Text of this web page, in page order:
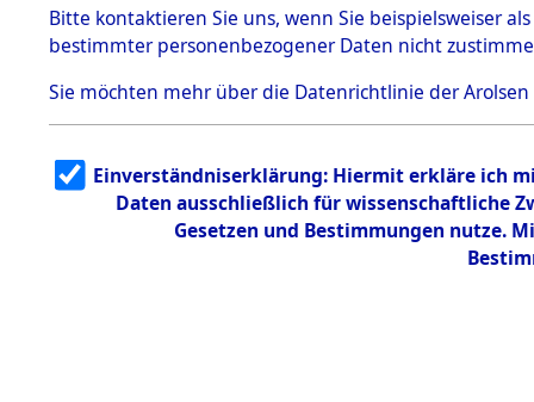
1.2.9.2
Effekten aus
dem KZ
Bayerisches
1.2.9.3
Effekten aus
dem KZ
Neuengamm Einen Kommentar
Bitte kontaktieren Sie uns, wenn Sie beispielsweiser
bestimmter personenbezogener Daten nicht
Sie möchten mehr über die Datenrichtlinie der Arolsen
Einverständniserklärung: Hiermit erkläre ich
Daten ausschließlich für wissenschaftliche
Gesetzen und Bestimmungen nutze.